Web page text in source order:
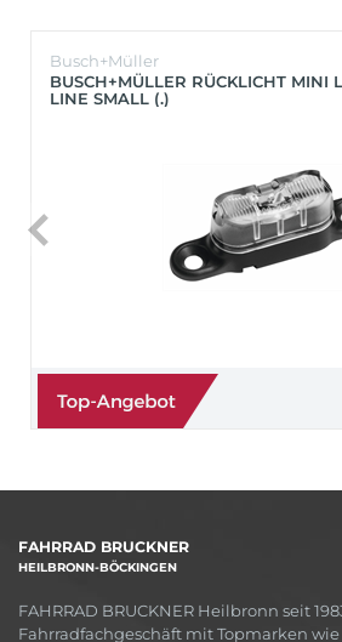
Busch+Müller
BUSCH+MÜLLER RÜCKLICHT MINI
LINE SMALL (.)
FAHRRAD BRUCKNER
HEILBRONN-BÖCKINGEN
FAHRRAD BRUCKNER Heilbronn seit
Fahrradfachgeschäft mit Topmarken wie